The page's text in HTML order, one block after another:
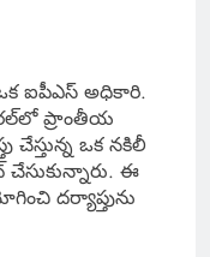
ఒక ఐపీఎస్ అధికారి.
ప్రాంతీయ
చేస్తున్న ఒక నకిలీ
ఈ
దర్యాప్తును